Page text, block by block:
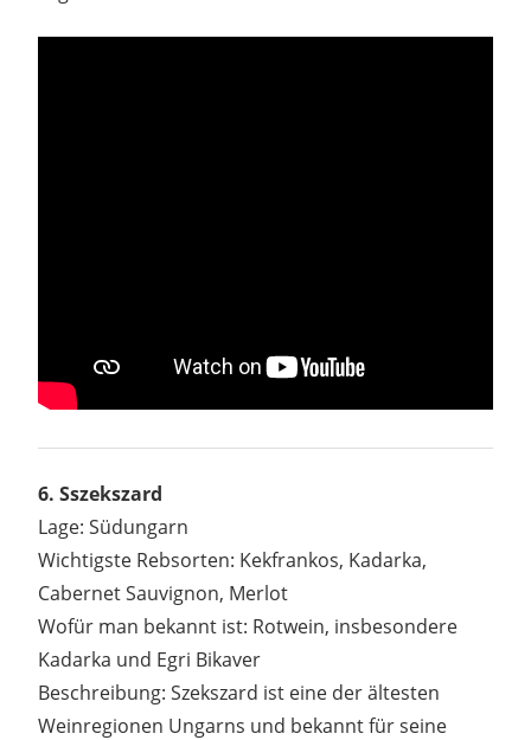
6. Sszekszard
Lage: Südungarn
Wichtigste Rebsorten: Kekfrankos, Kadarka,
Cabernet Sauvignon, Merlot
Wofür man bekannt ist: Rotwein, insbesondere
Kadarka und Egri Bikaver
Beschreibung: Szekszard ist eine der ältesten
Weinregionen Ungarns und bekannt für seine